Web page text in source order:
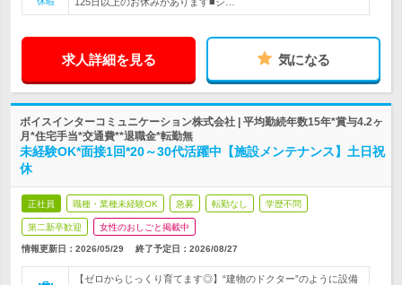
求人詳細を見る 気になる
ボイスインターコミュニケーション株式会社 | 平均勤続年数15年*賞与4.2ヶ
月*住宅手当*交通費**退職金*転勤無
未経験OK*面接1回*20～30代活躍中【施設メンテナンス】土日祝
休
正社員 職種・業種未経験OK 急募 転勤なし 学歴不問
第二新卒歓迎 女性のおしごと掲載中
情報更新日：2026/05/29 終了予定日： 2026/08/27
【ゼロからじっくり育てます◎】“建物のドクター”のように設備